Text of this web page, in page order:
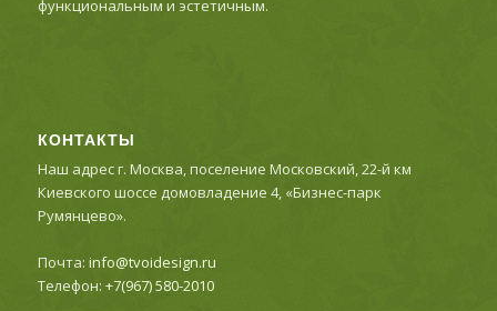
функциональным и эстетичным.
КОНТАКТЫ
Наш адрес г. Москва, поселение Московский, 22-й км
Киевского шоссе домовладение 4, «Бизнес-парк
Румянцево».
Почта: info@tvoidesign.ru
Телефон: +7(967) 580-2010